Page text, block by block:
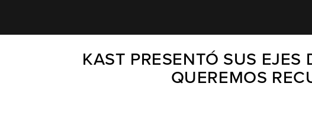
KAST PRESENTÓ SUS
QUEREMOS